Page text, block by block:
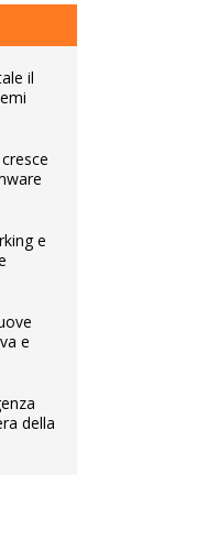
il
e
e
della